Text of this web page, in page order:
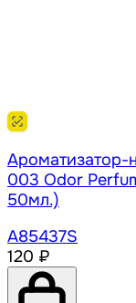
Ароматизатор-
003 Odor
50мл.)
A85437S
120 ₽